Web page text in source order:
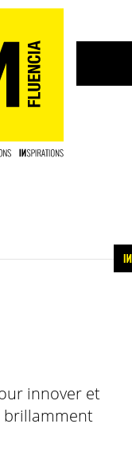
innover et
brillamment